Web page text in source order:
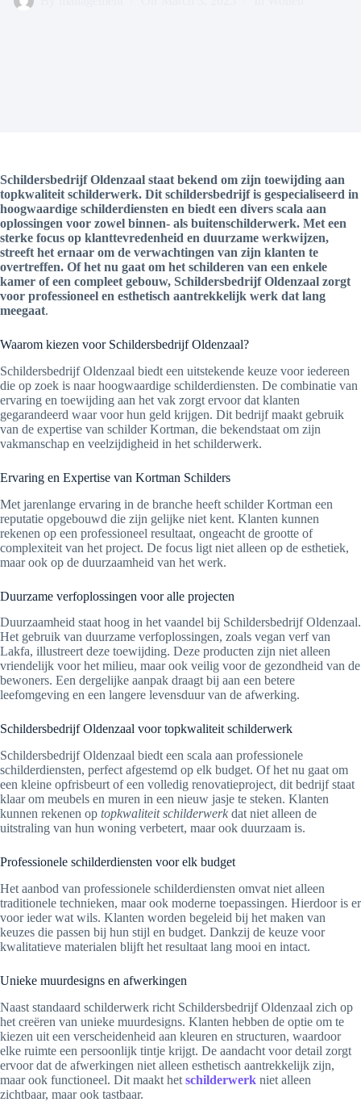
Schildersbedrijf Oldenzaal staat bekend om zijn toewijding aan
topkwaliteit schilderwerk. Dit schildersbedrijf is gespecialiseerd in
hoogwaardige schilderdiensten en biedt een divers scala aan
oplossingen voor zowel binnen- als buitenschilderwerk. Met een
sterke focus op klanttevredenheid en duurzame werkwijzen,
streeft het ernaar om de verwachtingen van zijn klanten te
overtreffen. Of het nu gaat om het schilderen van een enkele
kamer of een compleet gebouw, Schildersbedrijf Oldenzaal zorgt
voor professioneel en esthetisch aantrekkelijk werk dat lang
meegaat.
Waarom kiezen voor Schildersbedrijf Oldenzaal?
Schildersbedrijf Oldenzaal biedt een uitstekende keuze voor iedereen
die op zoek is naar hoogwaardige schilderdiensten. De combinatie van
ervaring en toewijding aan het vak zorgt ervoor dat klanten
gegarandeerd waar voor hun geld krijgen. Dit bedrijf maakt gebruik
van de expertise van schilder Kortman, die bekendstaat om zijn
vakmanschap en veelzijdigheid in het schilderwerk.
Ervaring en Expertise van Kortman Schilders
Met jarenlange ervaring in de branche heeft schilder Kortman een
reputatie opgebouwd die zijn gelijke niet kent. Klanten kunnen
rekenen op een professioneel resultaat, ongeacht de grootte of
complexiteit van het project. De focus ligt niet alleen op de esthetiek,
maar ook op de duurzaamheid van het werk.
Duurzame verfoplossingen voor alle projecten
Duurzaamheid staat hoog in het vaandel bij Schildersbedrijf Oldenzaal.
Het gebruik van duurzame verfoplossingen, zoals vegan verf van
Lakfa, illustreert deze toewijding. Deze producten zijn niet alleen
vriendelijk voor het milieu, maar ook veilig voor de gezondheid van de
bewoners. Een dergelijke aanpak draagt bij aan een betere
leefomgeving en een langere levensduur van de afwerking.
Schildersbedrijf Oldenzaal voor topkwaliteit schilderwerk
Schildersbedrijf Oldenzaal biedt een scala aan professionele
schilderdiensten, perfect afgestemd op elk budget. Of het nu gaat om
een kleine opfrisbeurt of een volledig renovatieproject, dit bedrijf staat
klaar om meubels en muren in een nieuw jasje te steken. Klanten
kunnen rekenen op topkwaliteit schilderwerk dat niet alleen de
uitstraling van hun woning verbetert, maar ook duurzaam is.
Professionele schilderdiensten voor elk budget
Het aanbod van professionele schilderdiensten omvat niet alleen
traditionele technieken, maar ook moderne toepassingen. Hierdoor is er
voor ieder wat wils. Klanten worden begeleid bij het maken van
keuzes die passen bij hun stijl en budget. Dankzij de keuze voor
kwalitatieve materialen blijft het resultaat lang mooi en intact.
Unieke muurdesigns en afwerkingen
Naast standaard schilderwerk richt Schildersbedrijf Oldenzaal zich op
het creëren van unieke muurdesigns. Klanten hebben de optie om te
kiezen uit een verscheidenheid aan kleuren en structuren, waardoor
elke ruimte een persoonlijk tintje krijgt. De aandacht voor detail zorgt
ervoor dat de afwerkingen niet alleen esthetisch aantrekkelijk zijn,
maar ook functioneel. Dit maakt het schilderwerk niet alleen
zichtbaar, maar ook tastbaar.